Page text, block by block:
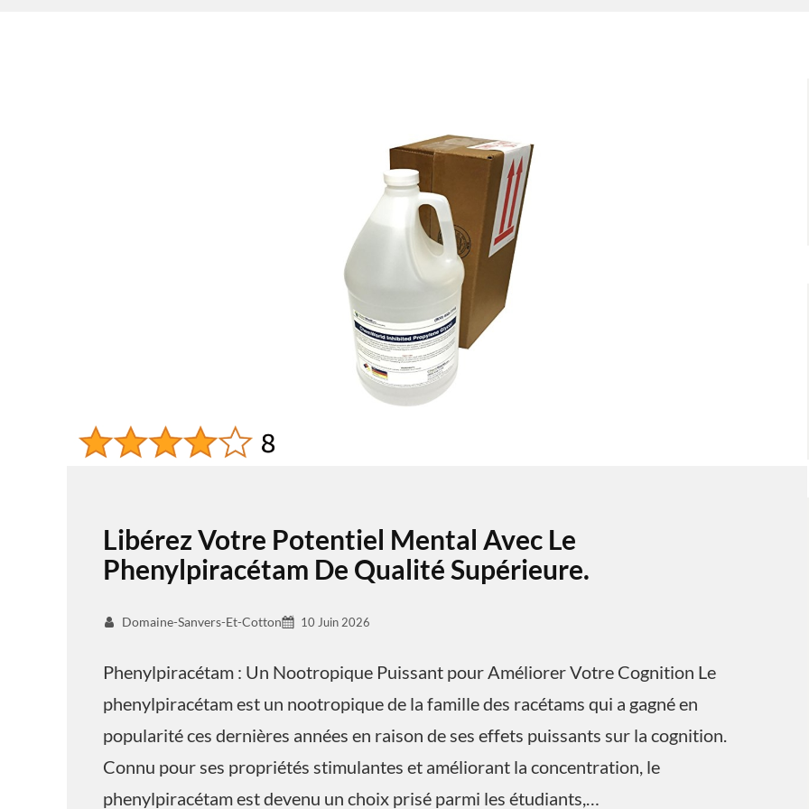
Libérez Votre Potentiel Mental Avec Le
Phenylpiracétam De Qualité Supérieure.
Domaine-Sanvers-Et-Cotton 10 Juin 2026
Phenylpiracétam : Un Nootropique Puissant pour Améliorer Votre Cognition Le
phenylpiracétam est un nootropique de la famille des racétams qui a gagné en
popularité ces dernières années en raison de ses effets puissants sur la cognition.
Connu pour ses propriétés stimulantes et améliorant la concentration, le
phenylpiracétam est devenu un choix prisé parmi les étudiants,…